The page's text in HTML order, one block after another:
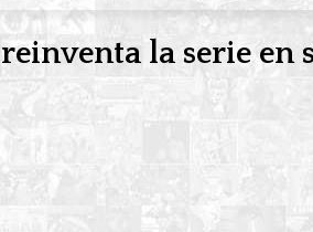
la serie en